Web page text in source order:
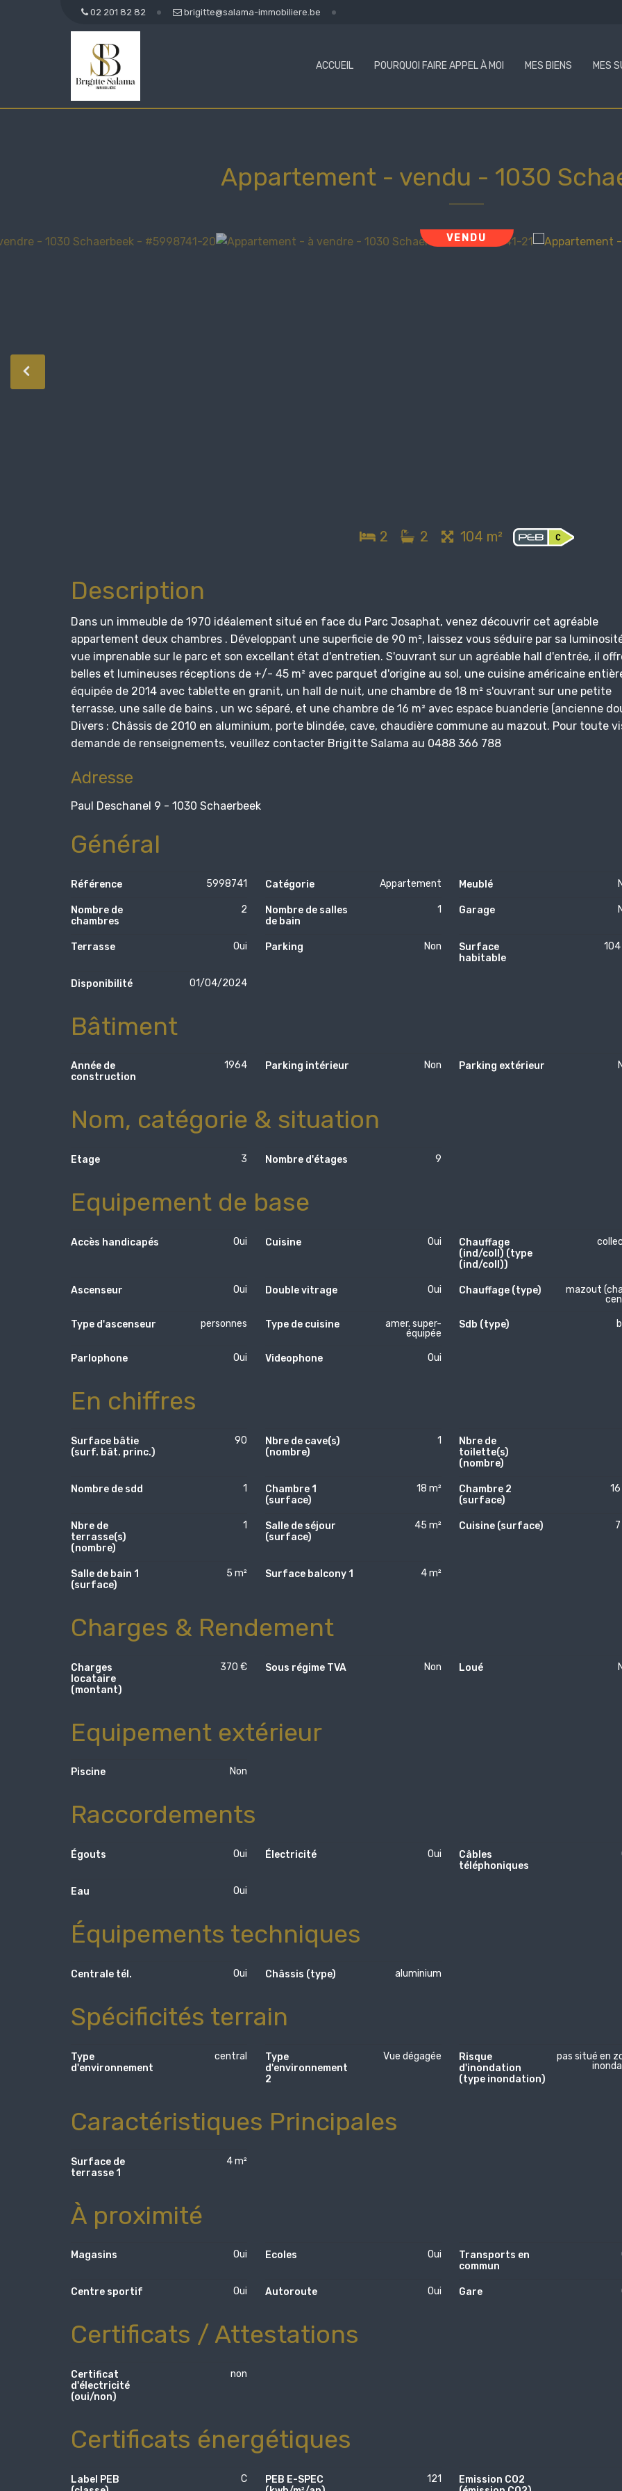
02 201 82 82 brigitte@salama-immobiliere.be
ACCUEIL POURQUOI FAIRE APPEL À MOI MES BIENS MES
Appartement - vendu - 1030
VENDU
2 2 104 m²
Description
Dans un immeuble de 1970 idéalement situé en face du Parc Josaphat, venez découvrir cet agréable
appartement deux chambres . Développant une superficie de 90 m², laissez vous séduire par sa
vue imprenable sur le parc et son excellant état d'entretien. S'ouvrant sur un agréable hall d'entrée, il
belles et lumineuses réceptions de +/- 45 m² avec parquet d'origine au sol, une cuisine américaine
équipée de 2014 avec tablette en granit, un hall de nuit, une chambre de 18 m² s'ouvrant sur une petite
terrasse, une salle de bains , un wc séparé, et une chambre de 16 m² avec espace buanderie (ancienne
Divers : Châssis de 2010 en aluminium, porte blindée, cave, chaudière commune au mazout. Pour toute
demande de renseignements, veuillez contacter Brigitte Salama au 0488 366 788
Adresse
Paul Deschanel 9 - 1030 Schaerbeek
Général
Référence 5998741 Catégorie Appartement Meublé
Nombre de
chambres
2
Nombre de salles
de bain
1 Garage
Terrasse Oui Parking Non
Surface
habitable
104
Disponibilité 01/04/2024
Bâtiment
Année de
construction
1964 Parking intérieur Non Parking extérieur
Nom, catégorie & situation
Etage 3 Nombre d'étages 9
Equipement de base
Accès handicapés Oui Cuisine Oui
Chauffage
(ind/coll) (type
(ind/coll))
Ascenseur Oui Double vitrage Oui Chauffage (type)
mazout
Type d'ascenseur personnes Type de cuisine
amer. super-
équipée
Sdb (type)
Parlophone Oui Videophone Oui
En chiffres
Surface bâtie
(surf. bât. princ.)
90
Nbre de cave(s)
(nombre)
1
Nbre de
toilette(s)
(nombre)
Nombre de sdd 1
Chambre 1
(surface)
18 m²
Chambre 2
(surface)
Nbre de
terrasse(s)
(nombre)
1
Salle de séjour
(surface)
45 m² Cuisine (surface)
Salle de bain 1
(surface)
5 m² Surface balcony 1 4 m²
Charges & Rendement
Charges
locataire
(montant)
370 € Sous régime TVA Non Loué
Equipement extérieur
Piscine Non
Raccordements
Égouts Oui Électricité Oui
Câbles
téléphoniques
Eau Oui
Équipements techniques
Centrale tél. Oui Châssis (type) aluminium
Spécificités terrain
Type
d'environnement
central
Type
d'environnement
2
Vue dégagée
Risque
d'inondation
(type inondation)
pas situé en
Caractéristiques Principales
Surface de
terrasse 1
4 m²
À proximité
Magasins Oui Ecoles Oui
Transports en
commun
Centre sportif Oui Autoroute Oui Gare
Certificats / Attestations
Certificat
d'électricité
(oui/non)
non
Certificats énergétiques
Label PEB
C
PEB E-SPEC
121
Emission CO2